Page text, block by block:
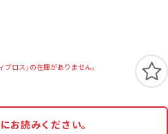
ロス」の在庫がありません。
お読みください。